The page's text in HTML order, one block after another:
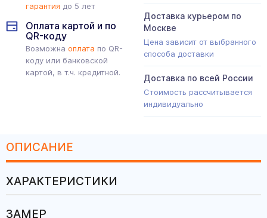
гарантия до 5 лет
Оплата картой и по
QR-коду
Возможна оплата по QR-
коду или банковской
картой, в т.ч. кредитной.
Доставка курьером по
Москве
Цена зависит от выбранного
способа доставки
Доставка по всей России
Стоимость рассчитывается
индивидуально
ОПИСАНИЕ
ХАРАКТЕРИСТИКИ
ЗАМЕР